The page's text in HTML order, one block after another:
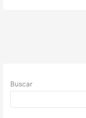
Buscar